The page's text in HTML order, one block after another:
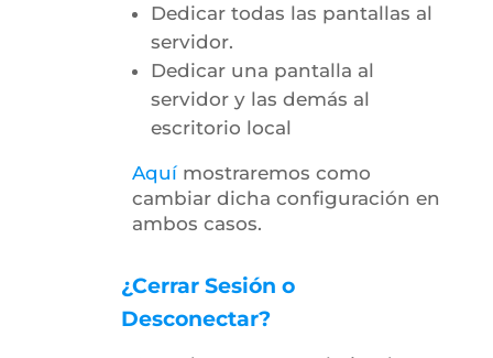
Dedicar todas las pantallas al
servidor.
Dedicar una pantalla al
servidor y las demás al
escritorio local
Aquímostraremos como
cambiar dicha configuración en
ambos casos.
¿Cerrar Sesión o
Desconectar?